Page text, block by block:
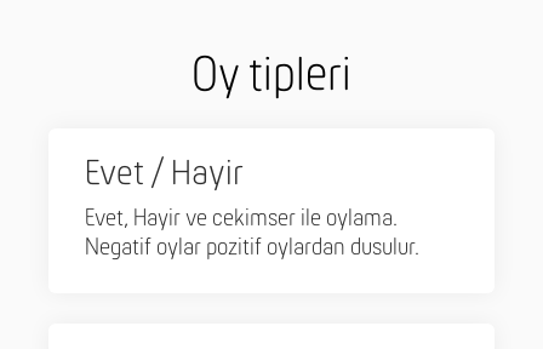
Oy tipleri
Evet / Hayir
Evet, Hayir ve cekimser ile oylama.
Negatif oylar pozitif oylardan dusulur.